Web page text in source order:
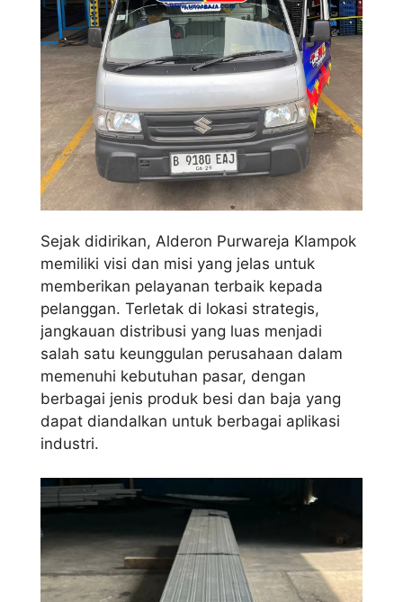
Sejak didirikan, Alderon Purwareja Klampok
memiliki visi dan misi yang jelas untuk
memberikan pelayanan terbaik kepada
pelanggan. Terletak di lokasi strategis,
jangkauan distribusi yang luas menjadi
salah satu keunggulan perusahaan dalam
memenuhi kebutuhan pasar, dengan
berbagai jenis produk besi dan baja yang
dapat diandalkan untuk berbagai aplikasi
industri.